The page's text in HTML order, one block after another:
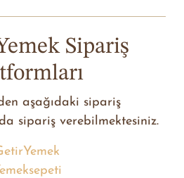
Sipariş
aşağıdaki sipariş
sipariş verebilmektesiniz.